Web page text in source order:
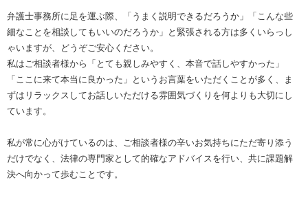
弁護士事務所に足を運ぶ際、「うまく説明できるだろうか」「こんな些
細なことを相談してもいいのだろうか」と緊張される方は多くいらっし
ゃいますが、どうぞご安心ください。
私はご相談者様から「とても親しみやすく、本音で話しやすかった」
「ここに来て本当に良かった」というお言葉をいただくことが多く、ま
ずはリラックスしてお話しいただける雰囲気づくりを何よりも大切にし
ています。
私が常に心がけているのは、ご相談者様の辛いお気持ちにただ寄り添う
だけでなく、法律の専門家として的確なアドバイスを行い、共に課題解
決へ向かって歩むことです。